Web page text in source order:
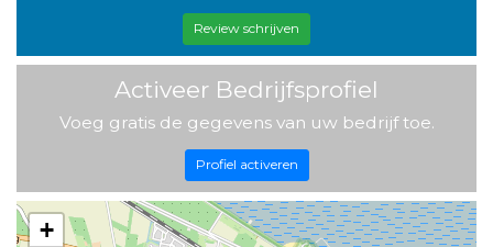
Review schrijven
Activeer Bedrijfsprofiel
Voeg gratis de gegevens van uw bedrijf toe.
Profiel activeren
+